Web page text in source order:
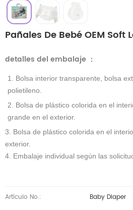
Pañales De Bebé OEM Soft
detalles del embalaje ：
1. Bolsa interior transparente, bolsa
polietileno.
2. Bolsa de plástico colorida en el
grande en el exterior.
3. Bolsa de plástico colorida en el
exterior.
4. Embalaje individual según las
Artículo No.: Baby Diaper